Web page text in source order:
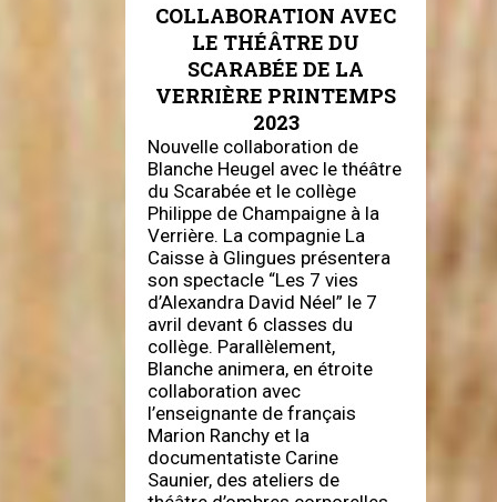
COLLABORATION AVEC
LE THÉÂTRE DU
SCARABÉE DE LA
VERRIÈRE PRINTEMPS
2023
Nouvelle collaboration de
Blanche Heugel avec le théâtre
du Scarabée et le collège
Philippe de Champaigne à la
Verrière. La compagnie La
Caisse à Glingues présentera
son spectacle “Les 7 vies
d’Alexandra David Néel” le 7
avril devant 6 classes du
collège. Parallèlement,
Blanche animera, en étroite
collaboration avec
l’enseignante de français
Marion Ranchy et la
documentatiste Carine
Saunier, des ateliers de